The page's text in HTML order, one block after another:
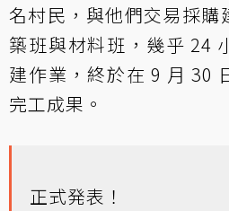
名村民，與他們交易採購
築班與材料班，幾乎 24
建作業，終於在 9 月 30
完工成果。
正式発表！